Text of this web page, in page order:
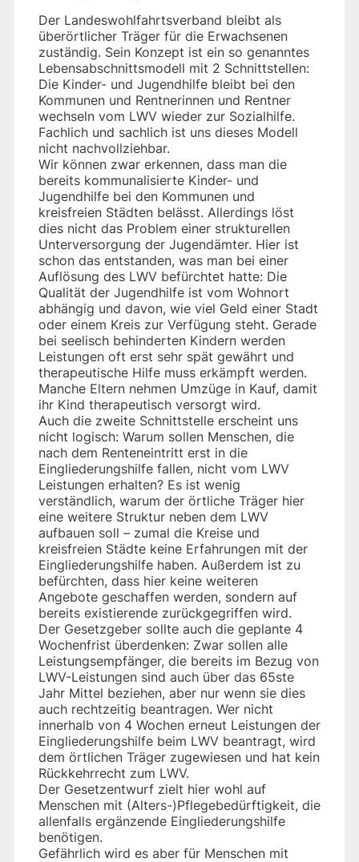
Der Landeswohlfahrtsverband bleibt als
überörtlicher Träger für die Erwachsenen
zuständig. Sein Konzept ist ein so genanntes
Lebensabschnittsmodell mit 2 Schnittstellen:
Die Kinder- und Jugendhilfe bleibt bei den
Kommunen und Rentnerinnen und Rentner
wechseln vom LWV wieder zur Sozialhilfe.
Fachlich und sachlich ist uns dieses Modell
nicht nachvollziehbar.
Wir können zwar erkennen, dass man die
bereits kommunalisierte Kinder- und
Jugendhilfe bei den Kommunen und
kreisfreien Städten belässt. Allerdings löst
dies nicht das Problem einer strukturellen
Unterversorgung der Jugendämter. Hier ist
schon das entstanden, was man bei einer
Auflösung des LWV befürchtet hatte: Die
Qualität der Jugendhilfe ist vom Wohnort
abhängig und davon, wie viel Geld einer Stadt
oder einem Kreis zur Verfügung steht. Gerade
bei seelisch behinderten Kindern werden
Leistungen oft erst sehr spät gewährt und
therapeutische Hilfe muss erkämpft werden.
Manche Eltern nehmen Umzüge in Kauf, damit
ihr Kind therapeutisch versorgt wird.
Auch die zweite Schnittstelle erscheint uns
nicht logisch: Warum sollen Menschen, die
nach dem Renteneintritt erst in die
Eingliederungshilfe fallen, nicht vom LWV
Leistungen erhalten? Es ist wenig
verständlich, warum der örtliche Träger hier
eine weitere Struktur neben dem LWV
aufbauen soll – zumal die Kreise und
kreisfreien Städte keine Erfahrungen mit der
Eingliederungshilfe haben. Außerdem ist zu
befürchten, dass hier keine weiteren
Angebote geschaffen werden, sondern auf
bereits existierende zurückgegriffen wird.
Der Gesetzgeber sollte auch die geplante 4
Wochenfrist überdenken: Zwar sollen alle
Leistungsempfänger, die bereits im Bezug von
LWV-Leistungen sind auch über das 65ste
Jahr Mittel beziehen, aber nur wenn sie dies
auch rechtzeitig beantragen. Wer nicht
innerhalb von 4 Wochen erneut Leistungen der
Eingliederungshilfe beim LWV beantragt, wird
dem örtlichen Träger zugewiesen und hat kein
Rückkehrrecht zum LWV.
Der Gesetzentwurf zielt hier wohl auf
Menschen mit (Alters-)Pflegebedürftigkeit, die
allenfalls ergänzende Eingliederungshilfe
benötigen.
Gefährlich wird es aber für Menschen mit